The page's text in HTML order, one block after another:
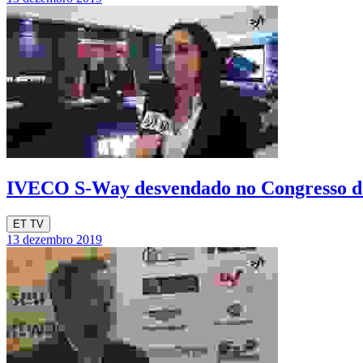
IVECO S-Way desvendado no Congresso
ET TV
13 dezembro 2019